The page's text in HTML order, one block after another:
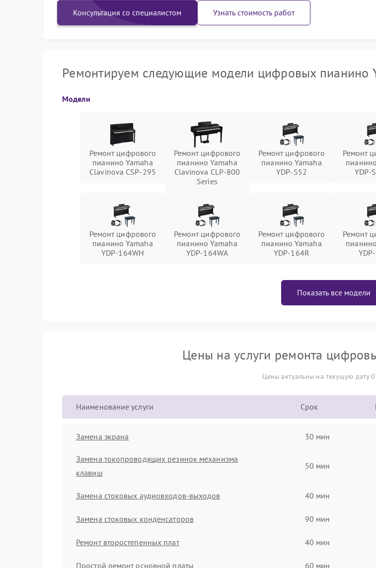
Консультация со специалистом Узнать стоимость работ
Ремонтируем следующие модели цифровых пианино
Модели
Ремонт цифрового
пианино Yamaha
Clavinova CSP-295
Ремонт цифрового
пианино Yamaha
Clavinova CLP-800
Series
Ремонт цифрового
пианино Yamaha
YDP-S52
Ремонт
YDP-
Ремонт цифрового
пианино Yamaha
YDP-164WH
Ремонт цифрового
пианино Yamaha
YDP-164WA
Ремонт цифрового
пианино Yamaha
YDP-164R
Ремонт
Показать все модели
Цены на услуги ремонта
Цены актуальны на текущую дату
Наименование услуги Срок
Замена экрана 30 мин
Замена токопроводящих резинок механизма
клавиш
50 мин
Замена стоковых аудиовходов-выходов 40 мин
Замена стоковых конденсаторов 90 мин
Ремонт второстепенных плат 40 мин
Простой ремонт основной платы 60 мин